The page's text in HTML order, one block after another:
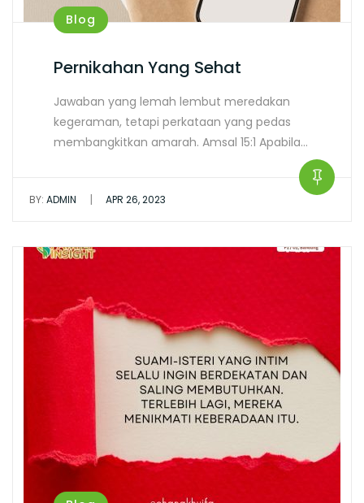
Blog
Pernikahan Yang Sehat
Jawaban yang lemah lembut meredakan
kegeraman, tetapi perkataan yang pedas
membangkitkan amarah. Amsal 15:1 Apabila…
BY: ADMIN | APR 26, 2023